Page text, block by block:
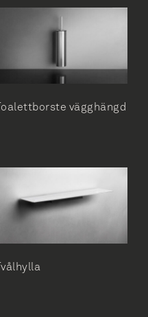
Toalettborste vägghängd
Tvålhylla